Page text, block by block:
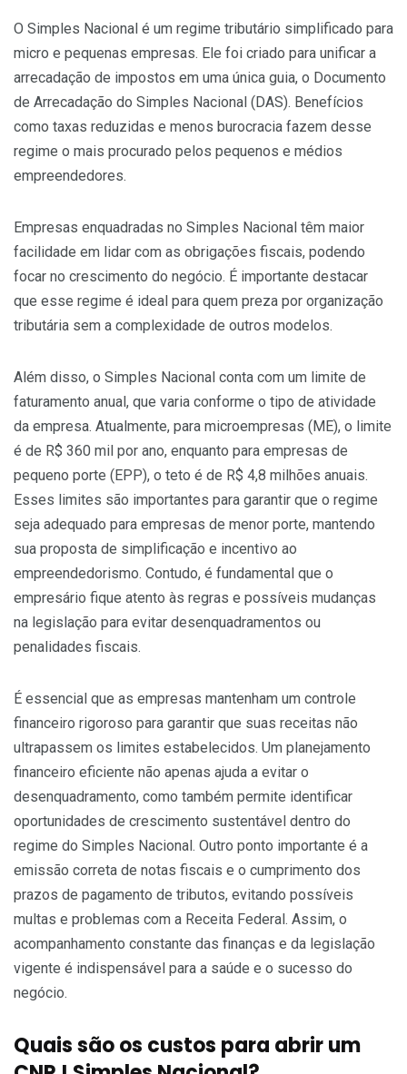
O Simples Nacional é um regime tributário simplificado para
micro e pequenas empresas. Ele foi criado para unificar a
arrecadação de impostos em uma única guia, o Documento
de Arrecadação do Simples Nacional (DAS). Benefícios
como taxas reduzidas e menos burocracia fazem desse
regime o mais procurado pelos pequenos e médios
empreendedores.
Empresas enquadradas no Simples Nacional têm maior
facilidade em lidar com as obrigações fiscais, podendo
focar no crescimento do negócio. É importante destacar
que esse regime é ideal para quem preza por organização
tributária sem a complexidade de outros modelos.
Além disso, o Simples Nacional conta com um limite de
faturamento anual, que varia conforme o tipo de atividade
da empresa. Atualmente, para microempresas (ME), o limite
é de R$ 360 mil por ano, enquanto para empresas de
pequeno porte (EPP), o teto é de R$ 4,8 milhões anuais.
Esses limites são importantes para garantir que o regime
seja adequado para empresas de menor porte, mantendo
sua proposta de simplificação e incentivo ao
empreendedorismo. Contudo, é fundamental que o
empresário fique atento às regras e possíveis mudanças
na legislação para evitar desenquadramentos ou
penalidades fiscais.
É essencial que as empresas mantenham um controle
financeiro rigoroso para garantir que suas receitas não
ultrapassem os limites estabelecidos. Um planejamento
financeiro eficiente não apenas ajuda a evitar o
desenquadramento, como também permite identificar
oportunidades de crescimento sustentável dentro do
regime do Simples Nacional. Outro ponto importante é a
emissão correta de notas fiscais e o cumprimento dos
prazos de pagamento de tributos, evitando possíveis
multas e problemas com a Receita Federal. Assim, o
acompanhamento constante das finanças e da legislação
vigente é indispensável para a saúde e o sucesso do
negócio.
Quais são os custos para abrir um